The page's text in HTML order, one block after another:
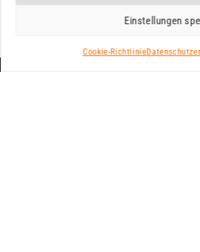
Einstellungen
Cookie-Richtlinie